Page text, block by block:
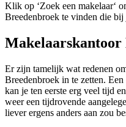
Klik op ‘Zoek een makelaar‘
Breedenbroek te vinden die bij
Makelaarskantoor
Er zijn tamelijk wat redenen
Breedenbroek in te zetten.
kan je ten eerste erg veel tijd
weer een tijdrovende
liever ergens anders aan zou